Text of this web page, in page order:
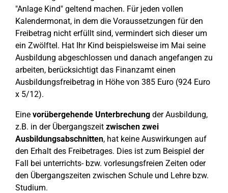
"Anlage Kind" geltend machen. Für jeden vollen
Kalendermonat, in dem die Voraussetzungen für den
Freibetrag nicht erfüllt sind, vermindert sich dieser um
ein Zwölftel. Hat Ihr Kind beispielsweise im Mai seine
Ausbildung abgeschlossen und danach angefangen zu
arbeiten, berücksichtigt das Finanzamt einen
Ausbildungsfreibetrag in Höhe von 385 Euro (924 Euro
x 5/12).
Eine vorübergehende Unterbrechung der Ausbildung,
z.B. in der Übergangszeit zwischen zwei
Ausbildungsabschnitten, hat keine Auswirkungen auf
den Erhalt des Freibetrages. Dies ist zum Beispiel der
Fall bei unterrichts- bzw. vorlesungsfreien Zeiten oder
den Übergangszeiten zwischen Schule und Lehre bzw.
Studium.